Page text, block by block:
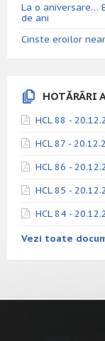
La o aniversare…
de ani
Cinste eroilor
HOTĂRÂRI
HCL 88 -
HCL 87 -
HCL 86 -
HCL 85 -
HCL 84 -
Vezi toate